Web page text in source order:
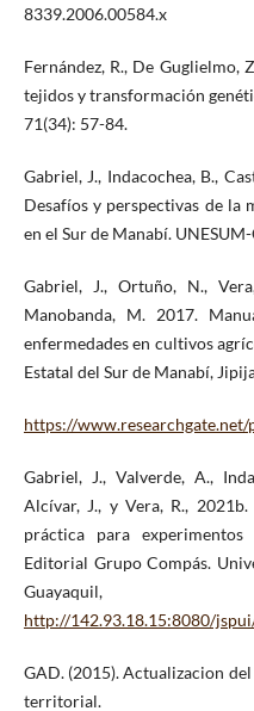
8339.2006.00584.x
Fernández, R., De Guglielmo,
tejidos y transformación
71(34): 57-84.
Gabriel, J., Indacochea, B.,
Desafíos y perspectivas de la
en el Sur de Manabí.
Gabriel, J., Ortuño, N.,
Manobanda, M. 2017.
enfermedades en cultivos
Estatal del Sur de Manabí,
https://www.researchgate.net/
Gabriel, J., Valverde, A.,
Alcívar, J., y Vera, R.,
práctica para experimentos
Editorial Grupo Compás.
http://142.93.18.15:8080/
GAD. (2015). Actualizacion
territorial.